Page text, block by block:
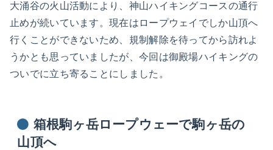
大涌谷の火山活動により、神山ハイキングコースの通行
止めが続いています。現在はロープウェイでしか山頂へ
行くことができないため、規制解除を待ってから訪れよ
うかとも思っていましたが、今回は御殿場ハイキングの
ついでに立ち寄ることにしました。
箱根駒ヶ岳ロープウェーで駒ヶ岳の
山頂へ